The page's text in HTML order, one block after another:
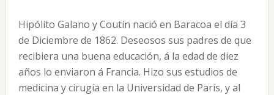
Hipólito Galano y Coutín nació en Baracoa el día 3
de Diciembre de 1862. Deseosos sus padres de que
recibiera una buena educación, á la edad de diez
años lo enviaron á Francia. Hizo sus estudios de
medicina y cirugía en la Universidad de París, y al